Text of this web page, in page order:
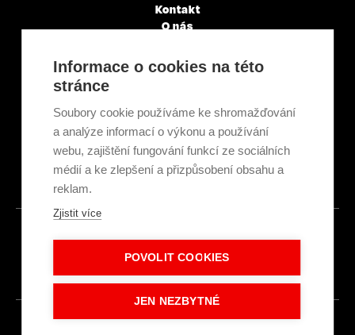
Kontakt
O nás
Články a novinky
GDPR & Cookies
Ekologická recyklace
Projekty EU
Intranet - Přihlášení
Přihlášení
© 2026
Informace o cookies na této
stránce
Soubory cookie používáme ke shromažďování
a analýze informací o výkonu a používání
webu, zajištění fungování funkcí ze sociálních
médií a ke zlepšení a přizpůsobení obsahu a
reklam.
Zjistit více
POVOLIT COOKIES
JEN NEZBYTNÉ